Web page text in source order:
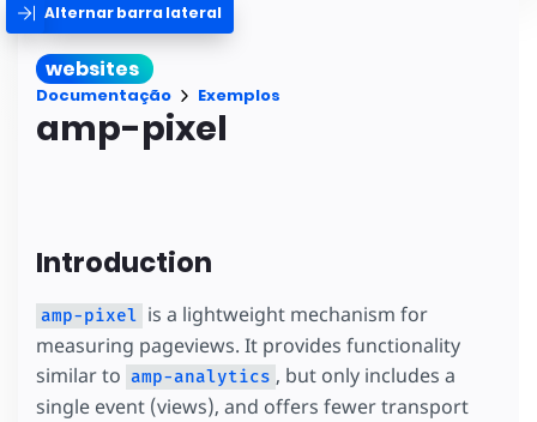
Alternar barra lateral
websites
Documentação Exemplos
amp-pixel
Introduction
amp-pixel is a lightweight mechanism for
measuring pageviews. It provides functionality
similar to amp-analytics , but only includes a
single event (views), and offers fewer transport